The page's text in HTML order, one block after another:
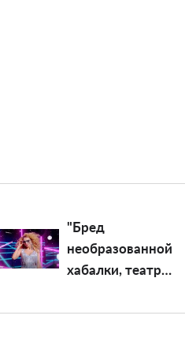
"Бред
необразованной
хабалки, театр
разъяренную Олю